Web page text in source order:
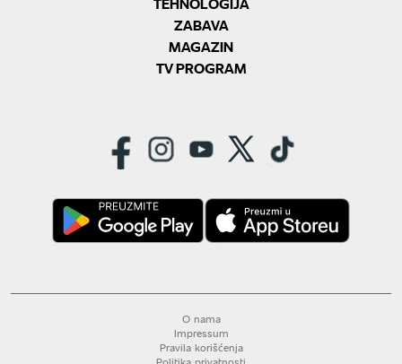
ZABAVA
MAGAZIN
TV PROGRAM
O nama
Impressum
Pravila korišćenja